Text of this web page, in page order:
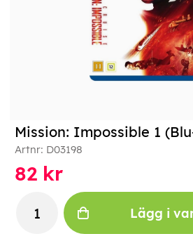
Mission: Impossible 1
Artnr: D03198
82 kr
Lägg i